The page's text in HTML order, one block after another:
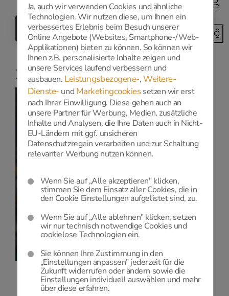
ZURÜCK
Niederlassungen
Datenschutz
Einwilligung zu Google Maps, die SieHIER
können.
Datenschutzerklärung
undCookie-Einstellungen.
Ja, auch wir verwenden Cookies und ähnliche
Technologien. Wir nutzen diese, um Ihnen ein
verbessertes Erlebnis beim Besuch unserer
Online Angebote (Websites, Smartphone-/Web-
Applikationen) bieten zu können. So können wir
Ihnen z.B. personalisierte Inhalte zeigen und
unsere Services laufend verbessern und
ausbauen. Leistungsbezogene-,Weitere-
Dienste- und Marketingcookiessetzen wir erst
nach Ihrer Einwilligung. Diese gehen auch an
unsere Partner für Werbung, Medien, zusätzliche
Inhalte und Analysen, die Ihre Daten auch in Nicht-
EU-Ländern mit ggf. unsicheren
Datenschutzregein verarbeiten und zur Schaltung
relevanter Werbung nutzen können.
Wenn Sie auf „Alle akzeptieren" klicken,
stimmen Sie dem Einsatz aller Cookies, die in
den Cookie Einstellungen aufgelistet sind, zu.
Wenn Sie auf „Alle ablehnen" klicken, setzen
wir nur technisch notwendige Cookies und
cookielose Technologien ein.
Sie können Ihre Zustimmung in den
„Einstellungen anpassen" jederzeit für die
Zukunft widerrufen oder ändern sowie die
Einstellungen individuell auswählen und mehr
über diese erfahren.